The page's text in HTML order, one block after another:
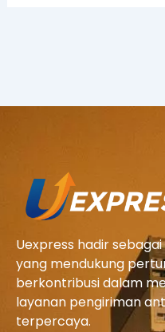
Uexpress hadir
yang mendukung
berkontribusi dalam
layanan pengiriman
terpercaya.